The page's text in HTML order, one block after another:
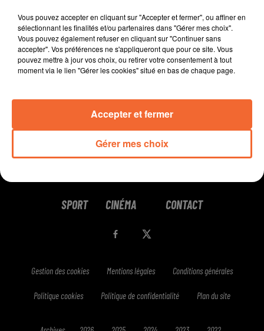
LA DERYVES
C'est Ici
LEONY
By Your Side (in My
Mind)
KODALINE
Sometimes
SPORT CINÉMA CONTACT
Gestion des cookies Mentions légales Conditions générales
Politique cookies Politique de confidentialité Plan du site
Vous pouvez accepter en cliquant sur "Accepter et fermer", ou affiner en
sélectionnant les finalités et/ou partenaires dans "Gérer mes choix".
Vous pouvez également refuser en cliquant sur "Continuer sans
accepter". Vos préférences ne s'appliqueront que pour ce site. Vous
pouvez mettre à jour vos choix, ou retirer votre consentement à tout
moment via le lien "Gérer les cookies" situé en bas de chaque page.
Gérer mes choix
Accepter et fermer